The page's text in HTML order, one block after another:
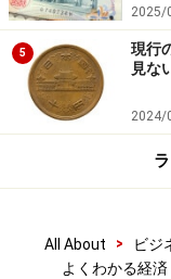
整理基金、労働保
国有林野事業など
ば、身近なお金
とがわかるでしょ
国民の身近なお
特別会計。埋蔵
で見てみましょ
2025/
5
現行
見な
2024/
All About > ビジ
よくわかる経済